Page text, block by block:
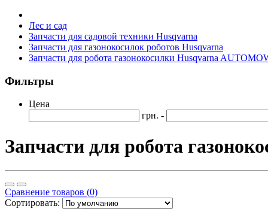
Лес и сад
Запчасти для садовой техники Husqvarna
Запчасти для газонокосилок роботов Husqvarna
Запчасти для робота газонокосилки Husqvarna
Фильтры
Цена
грн. -
Запчасти для робота
Сравнение товаров (0)
Сортировать: